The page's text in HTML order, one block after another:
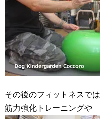
その後のフィットネスでは
筋力強化トレーニングや